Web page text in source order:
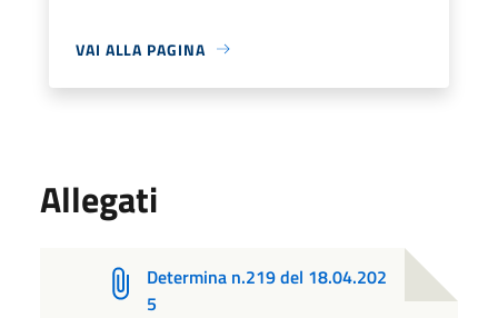
VAI ALLA PAGINA
Allegati
Determina n.219 del 18.04.202
5